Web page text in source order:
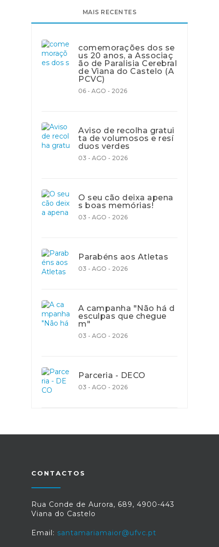
MAIS RECENTES
comemorações dos se
us 20 anos, a Associaç
ão de Paralisia Cerebral
de Viana do Castelo (A
PCVC)
06 - AGO - 2026
Aviso de recolha gratui
ta de volumosos e resí
duos verdes
03 - AGO - 2026
O seu cão deixa apena
s boas memórias!
03 - AGO - 2026
Parabéns aos Atletas
03 - AGO - 2026
A campanha "Não há d
esculpas que chegue
m"
03 - AGO - 2026
Parceria - DECO
03 - AGO - 2026
CONTACTOS
Rua Conde de Aurora, 689, 4900-443
Viana do Castelo
Email: santamariamaior@ufvc.pt